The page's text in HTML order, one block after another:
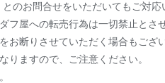
のお問合せをいただいてもご対応
フ屋への転売行為は一切禁止とさ
お断りさせていただく場合もござ
りますので、ご注意ください。